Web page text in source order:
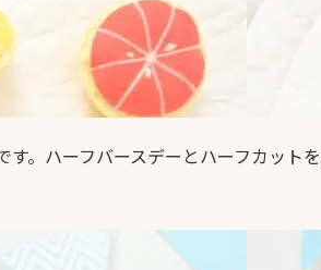
。ハーフバースデーとハーフカット